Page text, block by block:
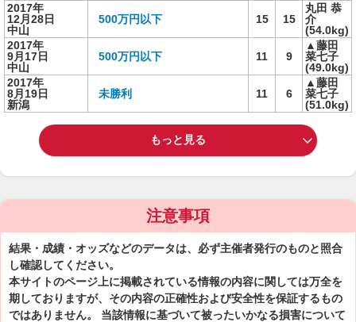
2017年
12月28日
中山
500万円以下 15 15
丸田 恭
介
(54.0kg)
2017年
9月17日
中山
500万円以下 11 9
▲藤田
菜七子
(49.0kg)
2017年
8月19日
新潟
未勝利 11 6
▲藤田
菜七子
(51.0kg)
もっと見る
注意事項
結果・成績・オッズなどのデータは、必ず主催者発行のものと照合
し確認してください。
本サイトのページ上に掲載されている情報の内容に関しては万全を
期しておりますが、その内容の正確性および安全性を保証するもの
ではありません。 当該情報に基づいて被ったいかなる損害について